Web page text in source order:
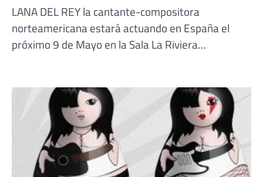
LANA DEL REY la cantante-compositora
norteamericana estará actuando en España el
próximo 9 de Mayo en la Sala La Riviera…